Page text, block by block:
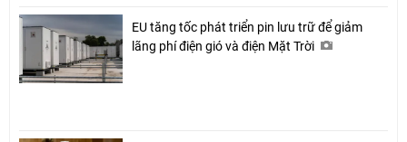
EU tăng tốc phát triển pin lưu trữ để giảm
lãng phí điện gió và điện Mặt Trời